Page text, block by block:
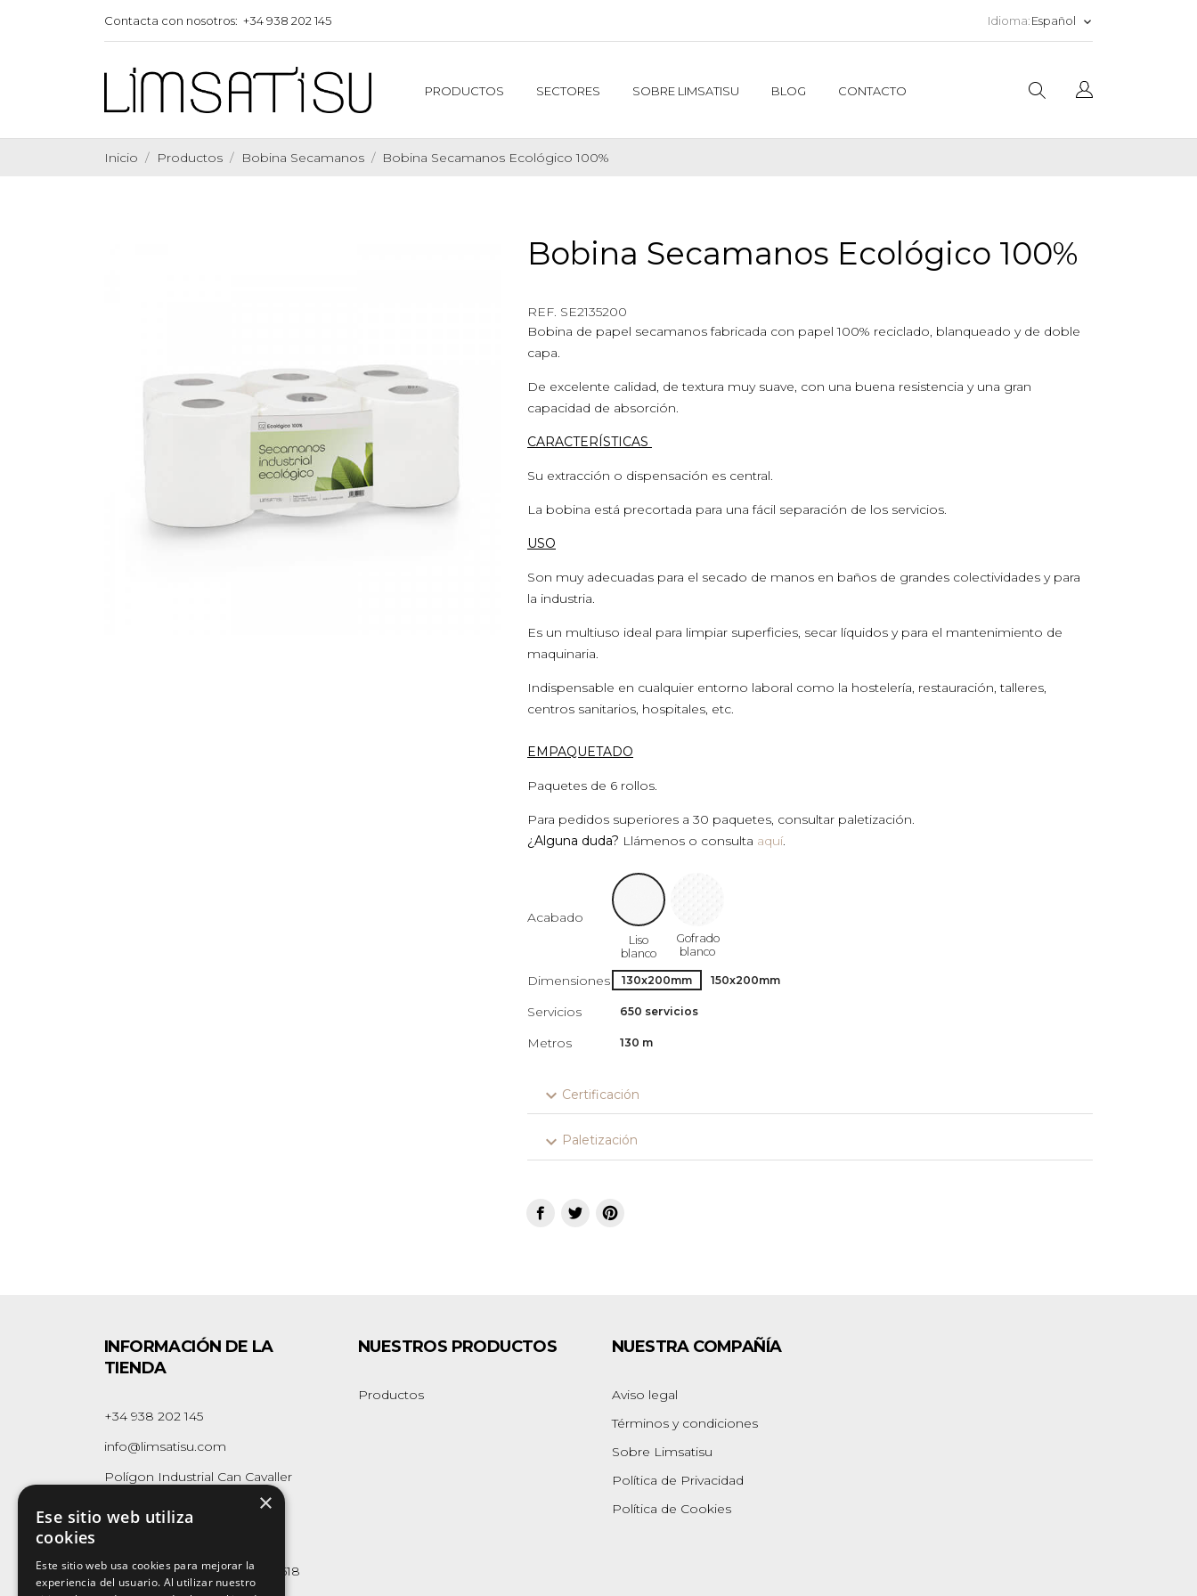
Contacta con nosotros: +34 938 202 145 Idioma:Español keyboard_arrow_down
PRODUCTOS SECTORES SOBRE LIMSATISU BLOG CONTACTO
Inicio Productos Bobina Secamanos Bobina Secamanos Ecológico 100%
Bobina Secamanos Ecológico 100%
Bobina de papel secamanos fabricada con papel 100% reciclado, blanqueado y de doble
capa.
De excelente calidad, de textura muy suave, con una buena resistencia y una gran
capacidad de absorción.
CARACTERÍSTICAS
Su extracción o dispensación es central.
La bobina está precortada para una fácil separación de los servicios.
USO
Son muy adecuadas para el secado de manos en baños de grandes colectividades y para
la industria.
Es un multiuso ideal para limpiar superficies, secar líquidos y para el mantenimiento de
maquinaria.
Indispensable en cualquier entorno laboral como la hostelería, restauración, talleres,
centros sanitarios, hospitales, etc.
EMPAQUETADO
Paquetes de 6 rollos.
Para pedidos superiores a 30 paquetes, consultar paletización.
¿Alguna duda? Llámenos o consulta aquí.
Acabado
Liso
blanco
Gofrado
blanco
Dimensiones 130x200mm 150x200mm
Servicios 650 servicios
Metros 130 m
REF. SE2135200
expand_more Certificación
expand_more Paletización
INFORMACIÓN DE LA
TIENDA
+34 938 202 145
info@limsatisu.com
Polígon Industrial Can Cavaller
08262 - Callús
Whatsapp Business:623 165 618
NUESTROS PRODUCTOS
Productos
NUESTRA COMPAÑÍA
Aviso legal
Términos y condiciones
Sobre Limsatisu
Política de Privacidad
Política de Cookies
×
Ese sitio web utiliza
cookies
Este sitio web usa cookies para mejorar la
experiencia del usuario. Al utilizar nuestro